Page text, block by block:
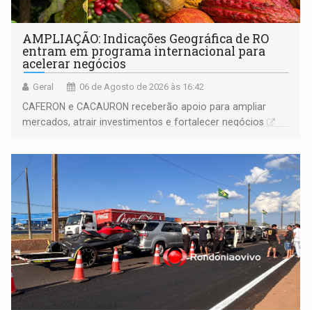
AMPLIAÇÃO: Indicações Geográfica de RO
entram em programa internacional para
acelerar negócios
Geral 06 de Agosto de 2026 às 16:42
CAFERON e CACAURON receberão apoio para ampliar
mercados, atrair investimentos e fortalecer negócios